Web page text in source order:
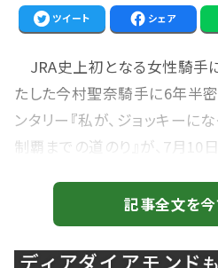
ツイート シェア
JRA史上初となる女性騎手
たした今村聖奈騎手に6年半
ンタリー『私が、ジョッキーに
制覇までの道のり』が、7月10
制覇までを追い、デビュー直
東での修業、そしてクラシッ
を、本人へのインタビューや
記事全文を今